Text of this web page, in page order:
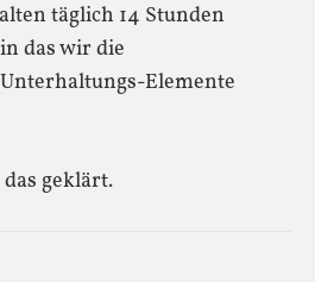
täglich 14 Stunden
das wir die
Elemente
geklärt.